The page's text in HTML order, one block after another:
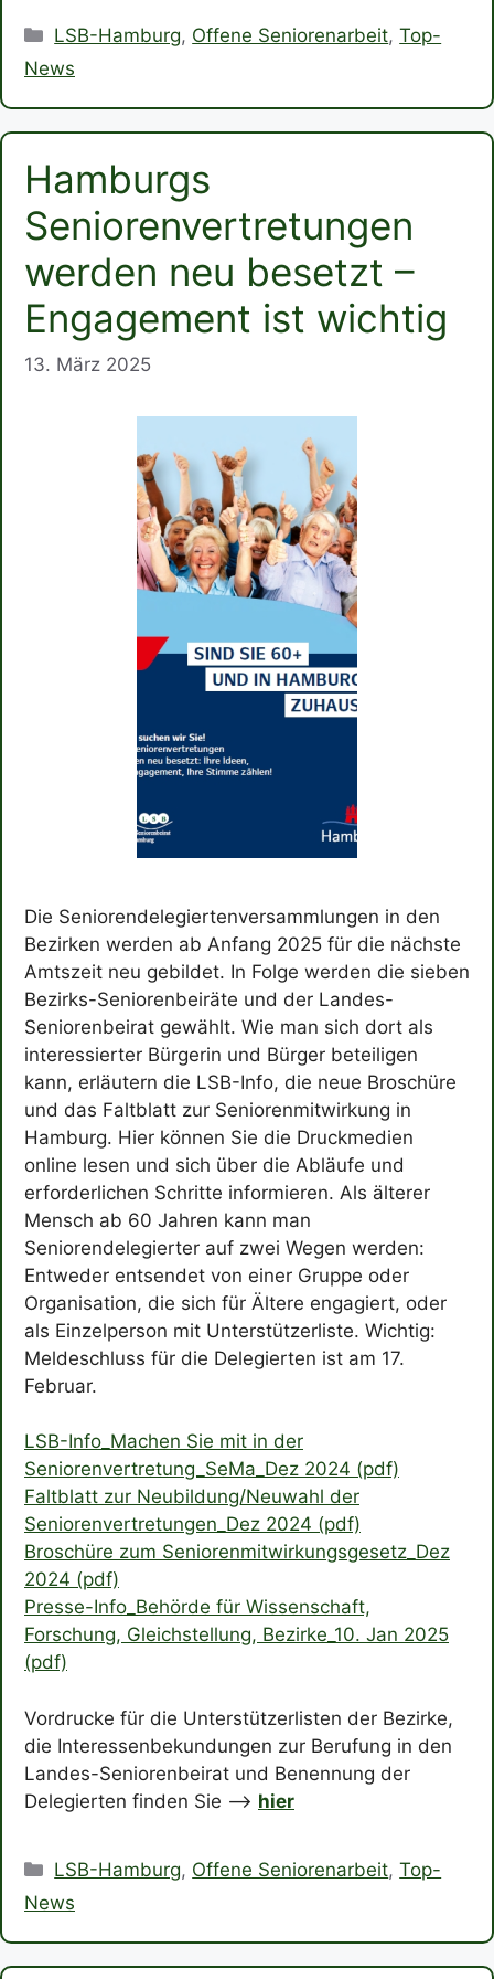
Kategorien
LSB-Hamburg, Offene Seniorenarbeit,Top-
News
Hamburgs
Seniorenvertretungen
werden neu besetzt –
Engagement ist wichtig
13. März 2025
Die Seniorendelegiertenversammlungen in den
Bezirken werden ab Anfang 2025 für die nächste
Amtszeit neu gebildet. In Folge werden die sieben
Bezirks-Seniorenbeiräte und der Landes-
Seniorenbeirat gewählt. Wie man sich dort als
interessierter Bürgerin und Bürger beteiligen
kann, erläutern die LSB-Info, die neue Broschüre
und das Faltblatt zur Seniorenmitwirkung in
Hamburg. Hier können Sie die Druckmedien
online lesen und sich über die Abläufe und
erforderlichen Schritte informieren. Als älterer
Mensch ab 60 Jahren kann man
Seniorendelegierter auf zwei Wegen werden:
Entweder entsendet von einer Gruppe oder
Organisation, die sich für Ältere engagiert, oder
als Einzelperson mit Unterstützerliste. Wichtig:
Meldeschluss für die Delegierten ist am 17.
Februar.
LSB-Info_Machen Sie mit in der
Seniorenvertretung_SeMa_Dez 2024 (pdf)
Faltblatt zur Neubildung/Neuwahl der
Seniorenvertretungen_Dez 2024 (pdf)
Broschüre zum Seniorenmitwirkungsgesetz_Dez
2024 (pdf)
Presse-Info_Behörde für Wissenschaft,
Forschung, Gleichstellung, Bezirke_10. Jan 2025
(pdf)
Vordrucke für die Unterstützerlisten der Bezirke,
die Interessenbekundungen zur Berufung in den
Landes-Seniorenbeirat und Benennung der
Delegierten finden Sie –> hier
Kategorien
LSB-Hamburg, Offene Seniorenarbeit,Top-
News